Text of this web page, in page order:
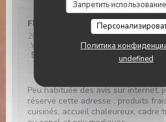
Запретить
Политика
undefined
Florence
2026-02-20
- 13:00 - гости 2
Услуги
Атмосфера :5/5 Меню:
: 5
Peu habituée des avis sur internet,
réserve cette adresse : produits
cuisinés, accueil chaleureux, cadre